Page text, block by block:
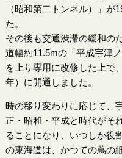
（昭和第二トンネル）」が
た。
その後も交通渋滞の緩和の
道幅約11.5mの「平成宇津
を上り専用に改修した上で
年）に開通しました。
時の移り変わりに応じて、
正・昭和・平成と時代がそ
ることになり、いつしか役
の東海道は、かつての蔦の